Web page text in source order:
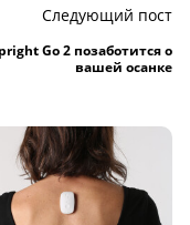
Следующий пост
Go 2 позаботится о
вашей осанке